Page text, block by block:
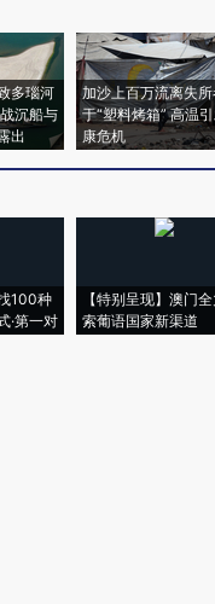
多瑙河
沉船与
出
加沙上百万流离失所
于“塑料烤箱” 高温
康危机
100种
·第一对
【特别呈现】澳门
索葡语国家新渠道